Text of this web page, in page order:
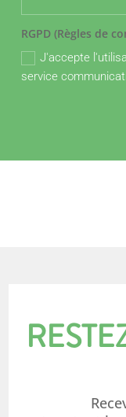
RGPD (Règles de
J'accepte
service